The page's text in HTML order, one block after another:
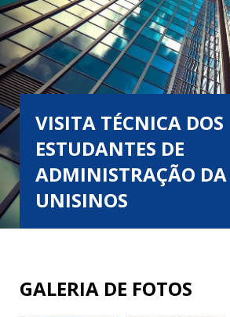
VISITA TÉCNICA DOS
ESTUDANTES DE
ADMINISTRAÇÃO DA
UNISINOS
GALERIA DE FOTOS